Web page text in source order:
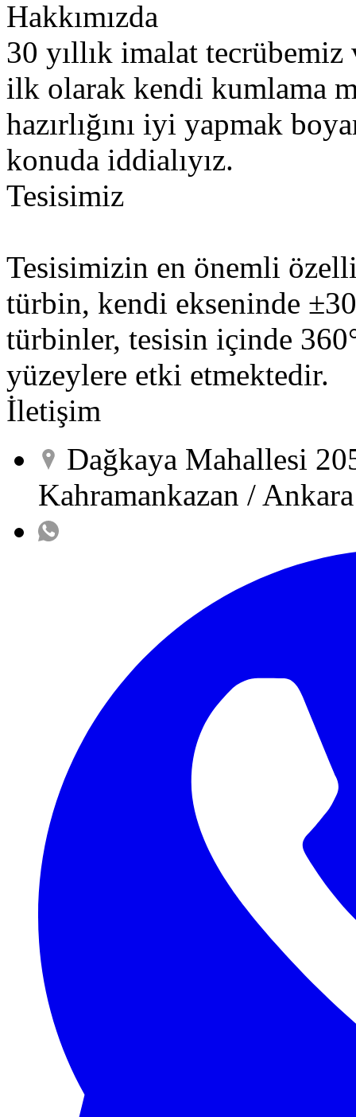
Hakkımızda
30 yıllık imalat tecrübemiz
ilk olarak kendi kumlama
hazırlığını iyi yapmak
konuda iddialıyız.
Tesisimiz
Tesisimizin en önemli
türbin, kendi ekseninde
türbinler, tesisin içinde
yüzeylere etki etmektedir.
İletişim
Dağkaya Mahallesi
Kahramankazan / Ankara